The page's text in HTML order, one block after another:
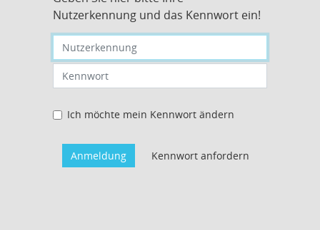
Nutzerkennung und das Kennwort ein!
Nutzerkennung eingeben
Kennwort eingeben
Ich möchte mein Kennwort ändern